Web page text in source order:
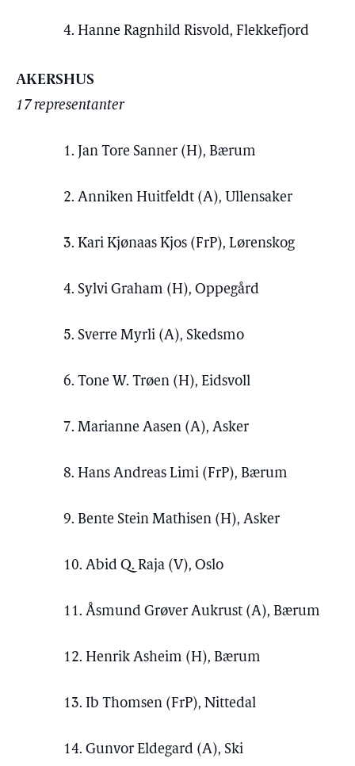
4. Hanne Ragnhild Risvold, Flekkefjord
AKERSHUS
17 representanter
1. Jan Tore Sanner (H), Bærum
2. Anniken Huitfeldt (A), Ullensaker
3. Kari Kjønaas Kjos (FrP), Lørenskog
4. Sylvi Graham (H), Oppegård
5. Sverre Myrli (A), Skedsmo
6. Tone W. Trøen (H), Eidsvoll
7. Marianne Aasen (A), Asker
8. Hans Andreas Limi (FrP), Bærum
9. Bente Stein Mathisen (H), Asker
10. Abid Q. Raja (V), Oslo
11. Åsmund Grøver Aukrust (A), Bærum
12. Henrik Asheim (H), Bærum
13. Ib Thomsen (FrP), Nittedal
14. Gunvor Eldegard (A), Ski